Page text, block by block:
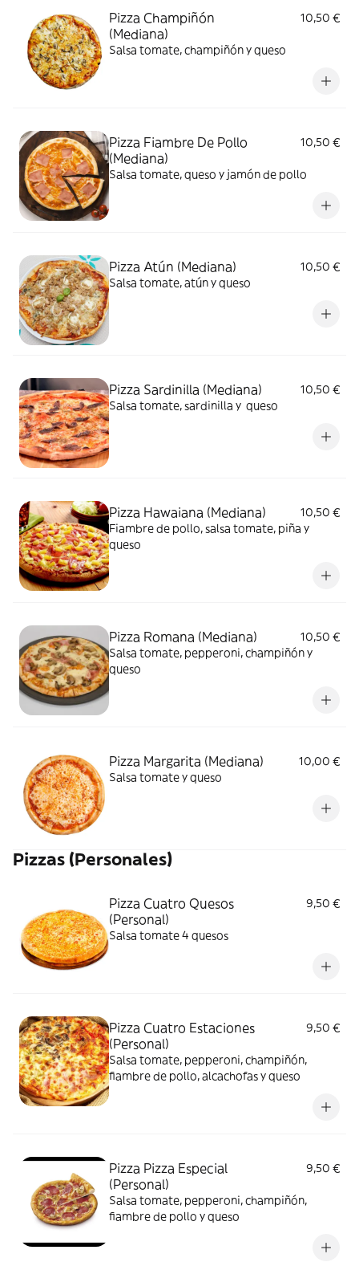
Pizza Champiñón
(Mediana)
10,50 €
Salsa tomate, champiñón y queso
Pizza Fiambre De Pollo
(Mediana)
10,50 €
Salsa tomate, queso y jamón de pollo
Pizza Atún (Mediana)
10,50 €
Salsa tomate, atún y queso
Pizza Sardinilla (Mediana)
10,50 €
Salsa tomate, sardinilla y queso
Pizza Hawaiana (Mediana)
10,50 €
Fiambre de pollo, salsa tomate, piña y
queso
Pizza Romana (Mediana)
10,50 €
Salsa tomate, pepperoni, champiñón y
queso
Pizza Margarita (Mediana)
10,00 €
Salsa tomate y queso
Pizzas (Personales)
Pizza Cuatro Quesos
(Personal)
9,50 €
Salsa tomate 4 quesos
Pizza Cuatro Estaciones
(Personal)
9,50 €
Salsa tomate, pepperoni, champiñón,
fiambre de pollo, alcachofas y queso
Pizza Pizza Especial
(Personal)
9,50 €
Salsa tomate, pepperoni, champiñón,
fiambre de pollo y queso